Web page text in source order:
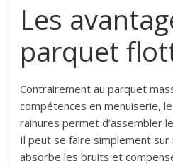
Les
parquet
Contrairement au parquet
compétences en menuiserie,
rainures permet d’assembler
Il peut se faire simplement sur
absorbe les bruits et